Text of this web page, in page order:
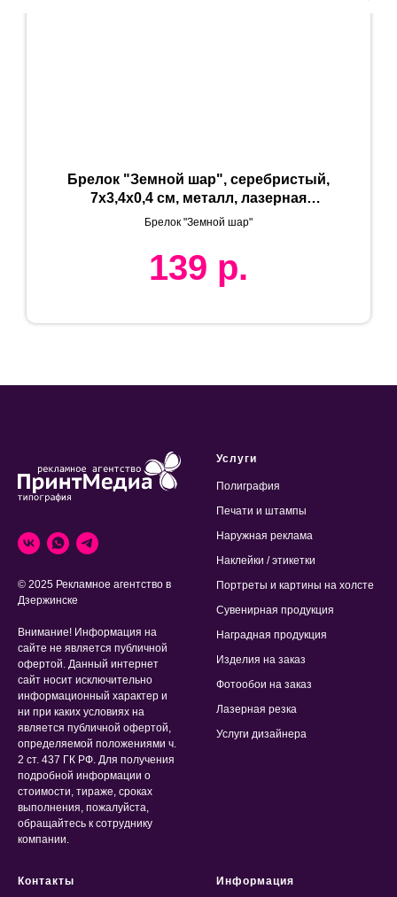
Брелок "Земной шар", серебристый,
7х3,4х0,4 см, металл, лазерная
гравировка
Брелок "Земной шар"
139 р.
© 2025 Рекламное агентство в
Дзержинске
Внимание! Информация на
сайте не является публичной
офертой. Данный интернет
сайт носит исключительно
информационный характер и
ни при каких условиях на
является публичной офертой,
определяемой положениями ч.
2 ст. 437 ГК РФ. Для получения
подробной информации о
стоимости, тираже, сроках
выполнения, пожалуйста,
обращайтесь к сотруднику
компании.
Услуги
Полиграфия
Печати и штампы
Наружная реклама
Наклейки / этикетки
Портреты и картины на холсте
Сувенирная продукция
Наградная продукция
Изделия на заказ
Фотообои на заказ
Лазерная резка
Услуги дизайнера
Контакты Информация